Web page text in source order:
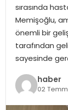
MAGAZIN
SAĞLIK
SOSYAL HABER
sırasında
Memişoğlu,
önemli bir
tarafından
sayesinde
haber
02